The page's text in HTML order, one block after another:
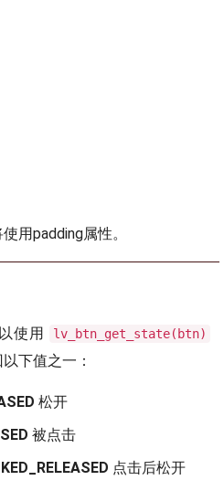
用padding属性。
使用 lv_btn_get_state(btn)
下值之一：
松开
被点击
点击后松开